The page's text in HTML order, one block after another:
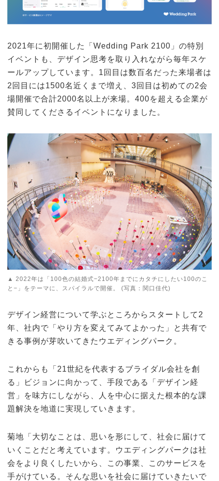
2021年に初開催した「Wedding Park 2100」の特別
イベントも、デザイン思考を取り入れながら毎年スケ
ールアップしています。1回目は数百名だった来場者は
2回目には1500名近くまで増え、3回目は初めての2会
場開催で合計2000名以上が来場。400を超える企業が
賛同してくださるイベントになりました。
▲ 2022年は「100色の結婚式−2100年までにカタチにしたい100のこ
と−」をテーマに、スパイラルで開催。 (写真：関口佳代)
デザイン経営について学ぶところからスタートして2
年、社内で「やり方を変えてみてよかった」と共有で
きる事例が芽吹いてきたウエディングパーク。
これからも「21世紀を代表するブライダル会社を創
る」ビジョンに向かって、手段である「デザイン経
営」を味方にしながら、人を中心に据えた根本的な課
題解決を地道に実現していきます。
菊地「大切なことは、思いを形にして、社会に届けて
いくことだと考えています。ウエディングパークは社
会をより良くしたいから、この事業、このサービスを
手がけている。そんな思いを社会に届けていきたいで